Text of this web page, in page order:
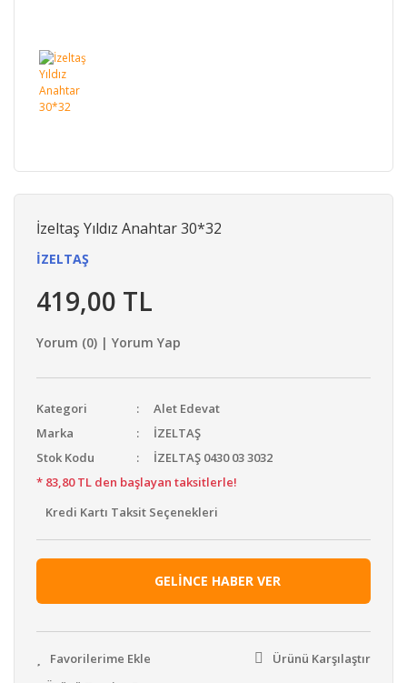
İzeltaş Yıldız Anahtar 30*32
İZELTAŞ
419,00 TL
Yorum (0) | Yorum Yap
Kategori
Alet Edevat
Marka
İZELTAŞ
Stok Kodu
İZELTAŞ 0430 03 3032
* 83,80 TL den başlayan taksitlerle!
Kredi Kartı Taksit Seçenekleri
GELİNCE HABER VER
Ürünü Karşılaştır